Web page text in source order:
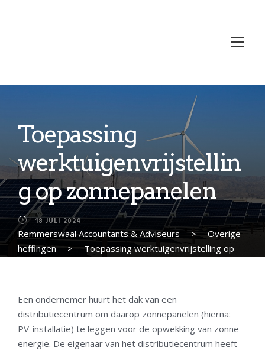
Toepassing
werktuigenvrijstellin
g op zonnepanelen
18 JULI 2024
Remmerswaal Accountants & Adviseurs >
Overige
heffingen
>
Toepassing werktuigenvrijstelling op
Een ondernemer huurt het dak van een
distributiecentrum om daarop zonnepanelen (hierna:
PV-installatie) te leggen voor de opwekking van zonne-
energie. De eigenaar van het distributiecentrum heeft